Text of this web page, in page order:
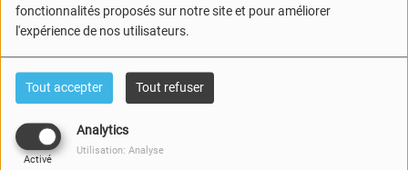
fonctionnalités proposés sur notre site et pour améliorer
l'expérience de nos utilisateurs.
Tout accepter Tout refuser
Analytics
Activé
Utilisation: Analyse